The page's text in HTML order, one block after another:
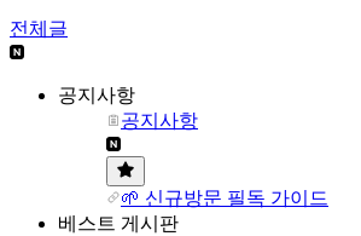
전체글
공지사항
공지사항
🌱 신규방문 필독 가이드
베스트 게시판